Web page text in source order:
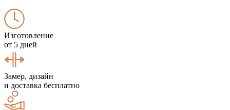
Изготовление
от 5 дней
Замер, дизайн
и доставка бесплатно